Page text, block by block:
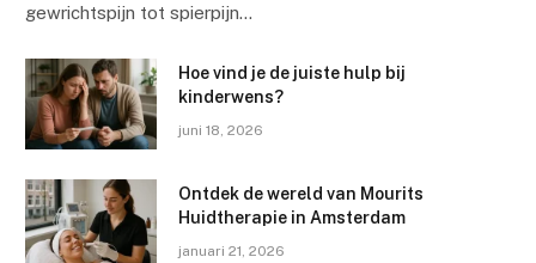
gewrichtspijn tot spierpijn…
Hoe vind je de juiste hulp bij
kinderwens?
juni 18, 2026
Ontdek de wereld van Mourits
Huidtherapie in Amsterdam
januari 21, 2026